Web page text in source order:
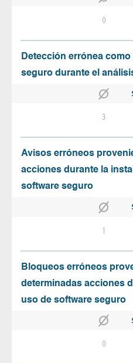
0
Detección errónea
seguro durante el
3
Avisos erróneos
acciones durante la
software seguro
1
Bloqueos erróneos
determinadas acciones
uso de software seguro
0